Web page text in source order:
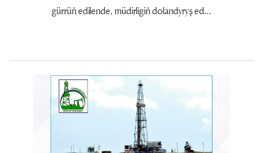
gürrüň edilende, müdirligiň dolandyryş ed...